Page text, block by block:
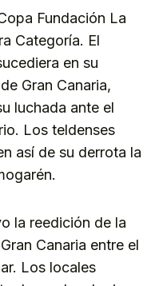
Fundación La
Categoría. El
en su
Gran Canaria,
luchada ante el
Los teldenses
así de su derrota la
la reedición de la
Canaria entre el
Los locales